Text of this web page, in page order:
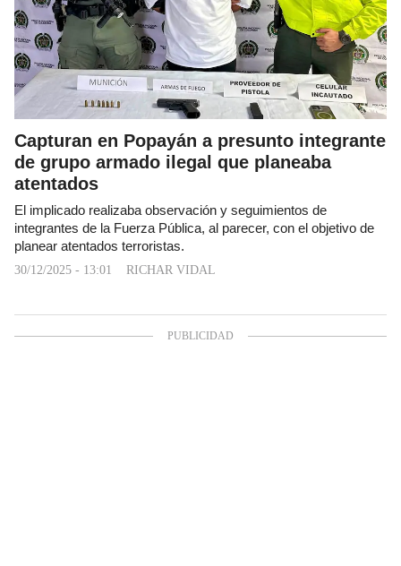
Capturan en Popayán a presunto integrante
de grupo armado ilegal que planeaba
atentados
El implicado realizaba observación y seguimientos de
integrantes de la Fuerza Pública, al parecer, con el objetivo de
planear atentados terroristas.
30/12/2025 - 13:01 RICHAR VIDAL